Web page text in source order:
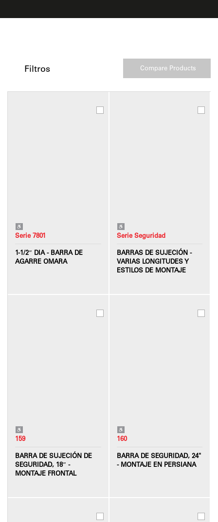
Filtros
Serie 7801
1-1/2″ DIA - BARRA DE
AGARRE OMARA
Serie Seguridad
BARRAS DE SUJECIÓN -
VARIAS LONGITUDES Y
ESTILOS DE MONTAJE
159
BARRA DE SUJECIÓN DE
SEGURIDAD, 18″ -
MONTAJE FRONTAL
160
BARRA DE SEGURIDAD, 24"
- MONTAJE EN PERSIANA